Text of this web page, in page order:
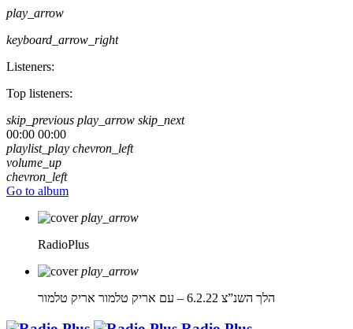
play_arrow
keyboard_arrow_right
Listeners:
Top listeners:
skip_previous play_arrow skip_next
00:00 00:00
playlist_play chevron_left
volume_up
chevron_left
Go to album
play_arrow
RadioPlus
play_arrow
הלך השנ”צ 6.2.22 – עם אריק טלמור
אריק טלמור